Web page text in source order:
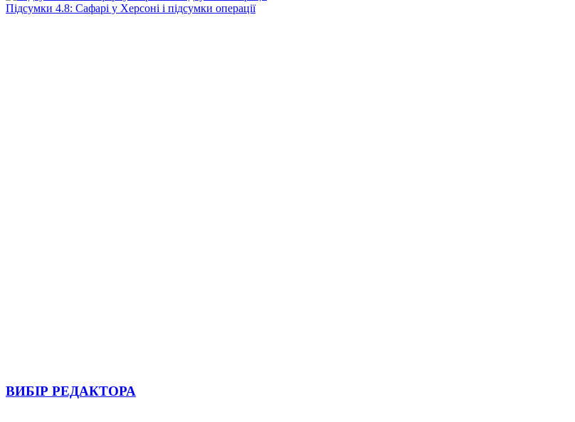
Підсумки 4.8: Сафарі у Херсоні і підсумки операції
ВИБІР РЕДАКТОРА